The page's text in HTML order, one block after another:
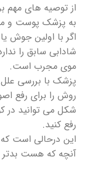
از توصیه های مهم
به پزشک پوست و
اگر با اولین جوش
شادابی سابق را
موی مجرب است.
پزشک با بررسی
روش را برای رفع
شکل می توانید در
رفع کنید.
این درحالی است که
آنچه که هست بدتر